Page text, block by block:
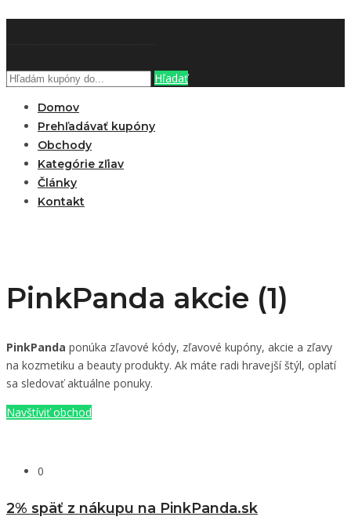
Hľadať
Domov
Prehľadávať kupóny
Obchody
Kategórie zľiav
Články
Kontakt
PinkPanda akcie (1)
PinkPanda ponúka zľavové kódy, zľavové kupóny, akcie a zľavy
na kozmetiku a beauty produkty. Ak máte radi hravejší štýl, oplatí
sa sledovať aktuálne ponuky.
Navštíviť obchod
0
2% späť z nákupu na PinkPanda.sk